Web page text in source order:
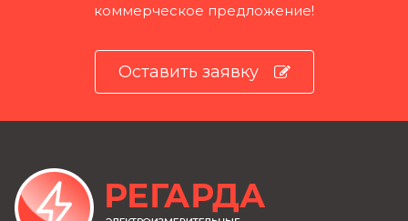
коммерческое предложение!
Оставить заявку